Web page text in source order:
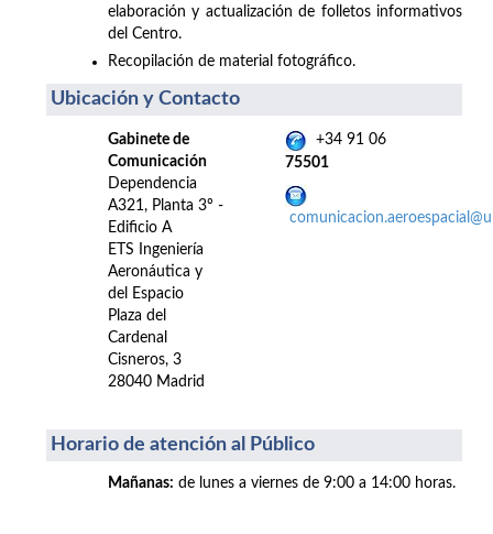
elaboración y actualización de folletos informativos
del Centro.
Recopilación de material fotográfico.
Ubicación y Contacto
Gabinete de
Comunicación
Dependencia
A321, Planta 3º -
Edificio A
ETS Ingeniería
Aeronáutica y
del Espacio
Plaza del
Cardenal
Cisneros, 3
28040 Madrid
+34 91 06
75501
Horario de atención al Público
Mañanas: de lunes a viernes de 9:00 a 14:00 horas.